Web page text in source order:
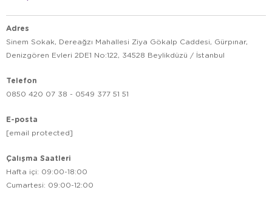
Adres
Sinem Sokak, Dereağzı Mahallesi Ziya Gökalp Caddesi, Gürpınar,
Denizgören Evleri 2DE1 No:122, 34528 Beylikdüzü / İstanbul
Telefon
0850 420 07 38 - 0549 377 51 51
E-posta
[email protected]
Çalışma Saatleri
Hafta içi: 09:00-18:00
Cumartesi: 09:00-12:00